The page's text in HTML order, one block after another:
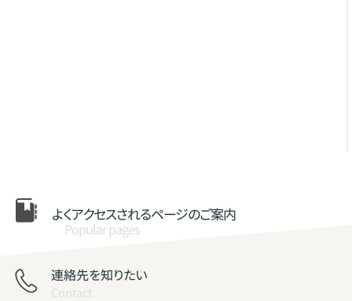
よくアクセスされるページのご案内
Popular pages
連絡先を知りたい
Contact